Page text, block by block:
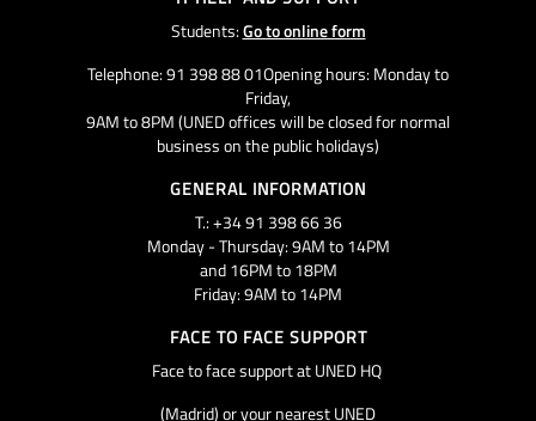
Students:Go to online form
Telephone: 91 398 88 01Opening hours: Monday to
Friday,
9AM to 8PM (UNED offices will be closed for normal
business on the public holidays)
GENERAL INFORMATION
T.: +34 91 398 66 36
Monday - Thursday: 9AM to 14PM
and 16PM to 18PM
Friday: 9AM to 14PM
FACE TO FACE SUPPORT
Face to face support at UNED HQ
(Madrid) or your nearest UNED